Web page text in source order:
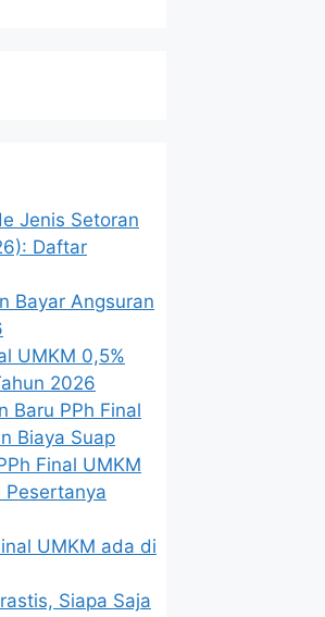
Jenis Setoran
Daftar
Bayar Angsuran
UMKM 0,5%
2026
Baru PPh Final
Biaya Suap
Final UMKM
Pesertanya
UMKM ada di
Siapa Saja